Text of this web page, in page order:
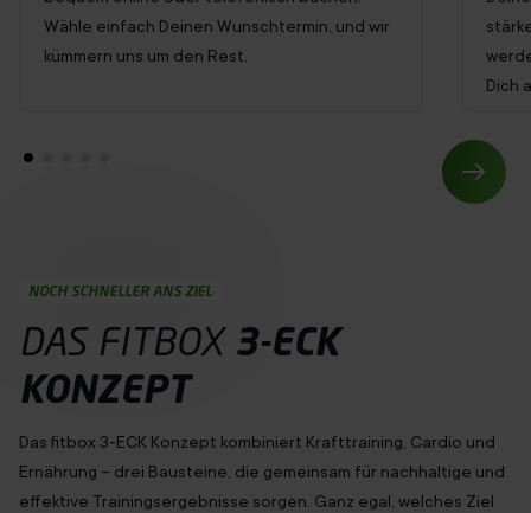
Wähle einfach Deinen Wunschtermin, und wir
kümmern uns um den Rest.
Dich
NOCH SCHNELLER ANS ZIEL
DAS FITBOX 3-ECK
KONZEPT
Das fitbox 3-ECK Konzept kombiniert Krafttraining, Cardio und
Ernährung – drei Bausteine, die gemeinsam für nachhaltige und
effektive Trainingsergebnisse sorgen. Ganz egal, welches Ziel